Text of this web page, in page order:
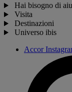
Hai bisogno di
Visita
Destinazioni
Universo ibis
Accor